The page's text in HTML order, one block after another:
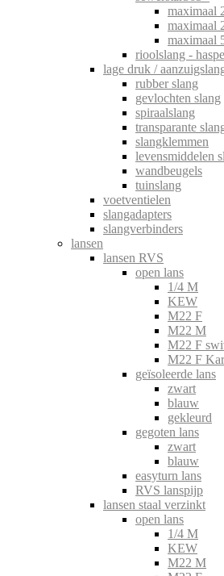
maximaal
maximaal
maximaal
rioolslang -
lage druk /
rubber slang
gevlochten slang
spiraalslang
transparante
slangklemmen
levensmiddelen
wandbeugels
tuinslang
voetventielen
slangadapters
slangverbinders
lansen
lansen RVS
open lans
1/4 M
KEW
M22 F
M22 M
M22 F
M22 F
geïsoleerde lans
zwart
blauw
gekleurd
gegoten lans
zwart
blauw
easyturn lans
RVS lanspijp
lansen staal verzinkt
open lans
1/4 M
KEW
M22 M